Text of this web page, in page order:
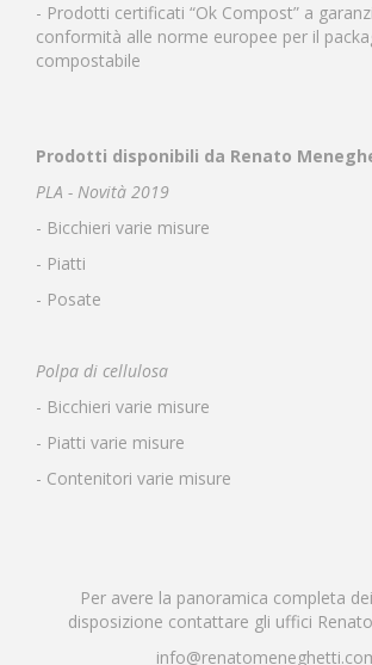
- Prodotti certificati “Ok Compost” a
conformità alle norme europee per il
compostabile
Prodotti disponibili da Renato
PLA - Novità 2019
- Bicchieri varie misure
- Piatti
- Posate
Polpa di cellulosa
- Bicchieri varie misure
- Piatti varie misure
- Contenitori varie misure
Per avere la panoramica completa
disposizione contattare gli uffici